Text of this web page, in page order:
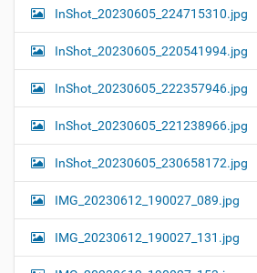
InShot_20230605_224715310.jpg
InShot_20230605_220541994.jpg
InShot_20230605_222357946.jpg
InShot_20230605_221238966.jpg
InShot_20230605_230658172.jpg
IMG_20230612_190027_089.jpg
IMG_20230612_190027_131.jpg